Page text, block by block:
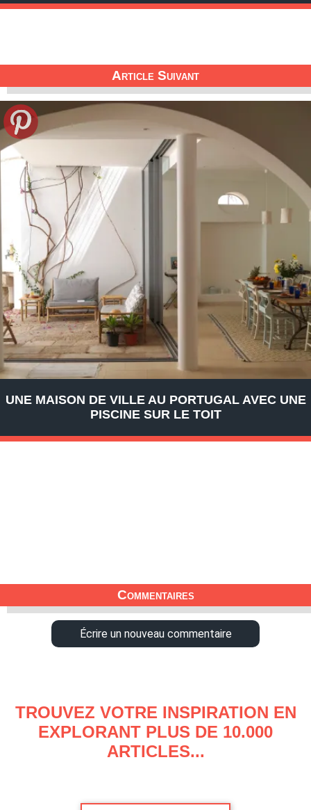
Article Suivant
UNE MAISON DE VILLE AU PORTUGAL AVEC UNE
PISCINE SUR LE TOIT
Commentaires
Écrire un nouveau commentaire
TROUVEZ VOTRE INSPIRATION EN
EXPLORANT PLUS DE 10.000
ARTICLES...